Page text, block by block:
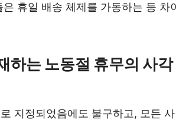
휴일 배송 체제를 가동하는 등 차
하는 노동절 휴무의 사각
지정되었음에도 불구하고, 모든